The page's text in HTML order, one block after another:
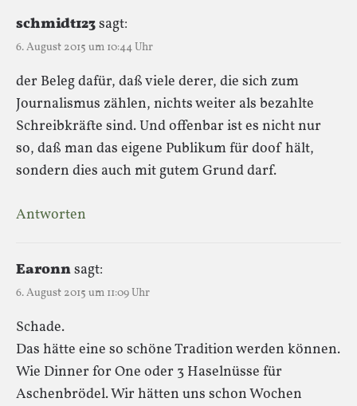
schmidt123sagt:
6. August 2015 um 10:44 Uhr
der Beleg dafür, daß viele derer, die sich zum
Journalismus zählen, nichts weiter als bezahlte
Schreibkräfte sind. Und offenbar ist es nicht nur
so, daß man das eigene Publikum für doof hält,
sondern dies auch mit gutem Grund darf.
Antworten
Earonnsagt:
6. August 2015 um 11:09 Uhr
Schade.
Das hätte eine so schöne Tradition werden können.
Wie Dinner for One oder 3 Haselnüsse für
Aschenbrödel. Wir hätten uns schon Wochen